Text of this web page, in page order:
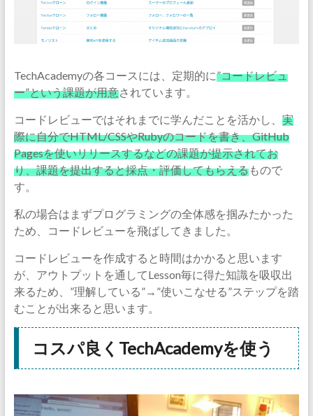
TechAcademyの各コースには、定期的に”コードレビュ
ー”という課題が用意されています。
コードレビューではそれまでに学んだことを活かし、 実
際に自分でHTML/CSSやRubyのコードを書き、GitHub
Pagesを使いリリースするなどの課題が提示されてお
り、課題を提出すると採点・評価してもらえるもので
す。
私の場合はまずプログラミングの全体感を掴みたかった
ため、コードレビューを飛ばしてきました。
コードレビューを作成すると時間はかかると思います
が、アウトプットを通してLesson毎に得た知識を吸収出
来るため、”理解している”→”使いこなせる”ステップを踏
むことが出来ると思います。
コスパ良くTechAcademyを使う